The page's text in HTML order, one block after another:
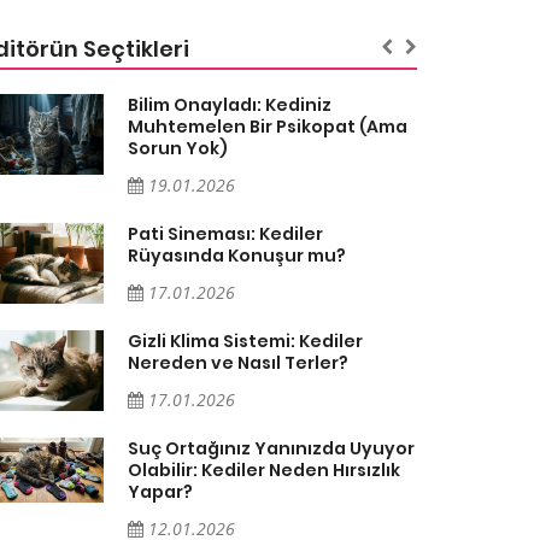
Seçtikleri
Bilim Onayladı: Kediniz
Muhtemelen Bir Psikopat (Ama
Sorun Yok)
19.01.2026
Pati Sineması: Kediler
Rüyasında Konuşur mu?
17.01.2026
Gizli Klima Sistemi: Kediler
Nereden ve Nasıl Terler?
17.01.2026
Suç Ortağınız Yanınızda Uyuyor
Olabilir: Kediler Neden Hırsızlık
Yapar?
12.01.2026